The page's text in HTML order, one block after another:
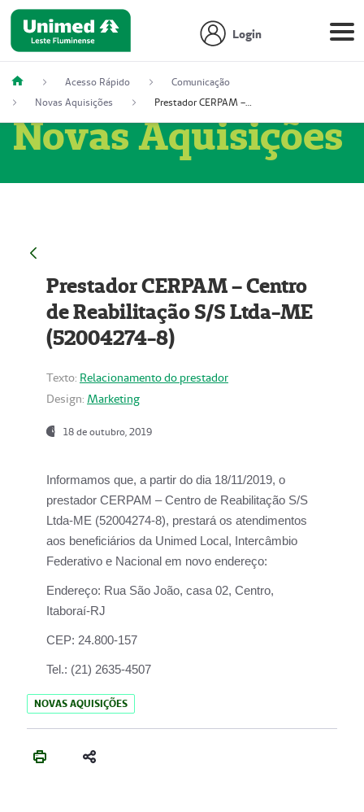
Login
Acesso Rápido
Comunicação
Novas Aquisições
Prestador CERPAM – Centro de Reabilitação S/S Ltda-ME (52004274-8)
Novas Aquisições
Prestador CERPAM – Centro
de Reabilitação S/S Ltda-ME
(52004274-8)
Texto: Relacionamento do prestador
Design: Marketing
18 de outubro, 2019
Informamos que, a partir do dia 18/11/2019, o
prestador CERPAM – Centro de Reabilitação S/S
Ltda-ME (52004274-8), prestará os atendimentos
aos beneficiários da Unimed Local, Intercâmbio
Federativo e Nacional em novo endereço:
Endereço: Rua São João, casa 02, Centro,
Itaboraí-RJ
CEP: 24.800-157
Tel.: (21) 2635-4507
NOVAS AQUISIÇÕES